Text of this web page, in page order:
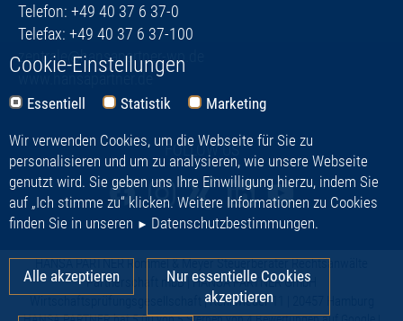
Telefon: +49 40 37 6 37-0
Telefax: +49 40 37 6 37-100
zentrale@hansapartner-wp.de
FOLLOW US
HANSA PARTNERRommel & Meyer Steuerberater Rechtsanwälte
Partnerschaft mbB | HANSA PARTNER GmbH
Wirtschaftsprüfungsgesellschaft | Kehrwieder 11 | 20457 Hamburg
Cookie-Einstellungen
Essentiell Statistik Marketing
Wir verwenden Cookies, um die Webseite für Sie zu
personalisieren und um zu analysieren, wie unsere Webseite
genutzt wird. Sie geben uns Ihre Einwilligung hierzu, indem Sie
auf „Ich stimme zu“ klicken. Weitere Informationen zu Cookies
finden Sie in unseren
Datenschutzbestimmungen.
Alle akzeptieren
Nur essentielle Cookies
akzeptieren